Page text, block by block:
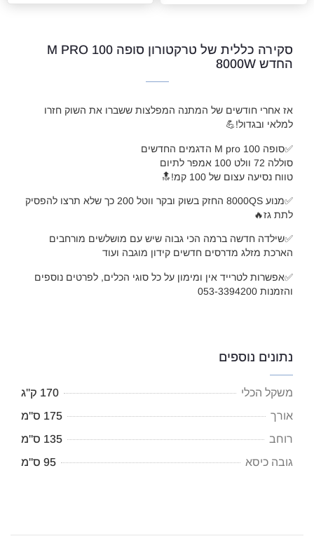
סקירה כללית של טרקטורון סופה M PRO 100
החדש 8000W
אז אחרי חודשים של המתנה המפלצות ששברו את השוק חזרו
למלאי ובגדול!💪
✅סופה M pro 100 הדגמים החדשים
סוללה 72 וולט 100 אמפר לתיום
טווח נסיעה עצום של 100 קמ!🔝
✅מנוע 8000QS החזק בשוק ובקר ווטל 200 כך שלא תרצו להפסיק
לתת גז🔥
✅שילדה חדשה ברמה הכי גבוה שיש עם מושלשים מורחבים
הארכת מזלג מדרסים חדשים קידון מוגבה ועוד
✅אפשרות לטרייד אין ומימון על כל סוגי הכלים, לפרטים נוספים
והזמנות 053-3394200
נתונים נוספים
משקל הכלי
170 ק"ג
אורך
175 ס"מ
רוחב
135 ס"מ
גובה כיסא
95 ס"מ